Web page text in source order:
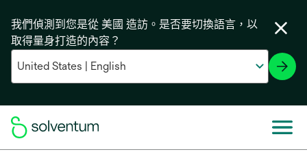
我們偵測到您是從 美國 造訪。是否要切換語言，以
取得量身打造的內容？